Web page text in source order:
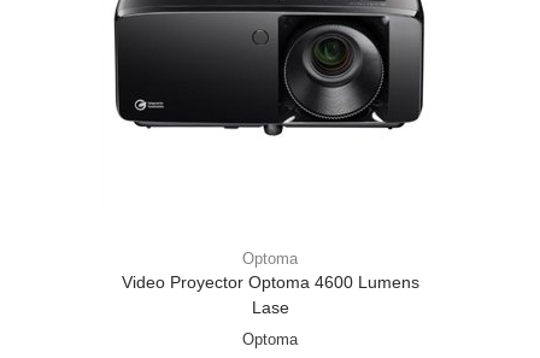
Optoma
Video Proyector Optoma 4600 Lumens
Lase
Optoma